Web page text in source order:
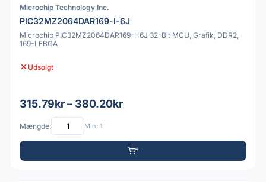
Microchip Technology Inc.
PIC32MZ2064DAR169-I-6J
Microchip PIC32MZ2064DAR169-I-6J 32-Bit MCU, Grafik, DDR2,
169-LFBGA
Udsolgt
315.79kr – 380.20kr
Mængde: Min: 1